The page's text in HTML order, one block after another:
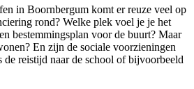
in Boornbergum komt er reuze veel op
rond? Welke plek voel je je het
bestemmingsplan voor de buurt? Maar
En zijn de sociale voorzieningen
de reistijd naar de school of bijvoorbeeld